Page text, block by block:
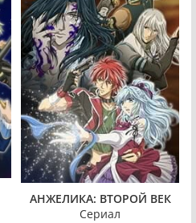
АНЖЕЛИКА: ВТОРОЙ ВЕК
Сериал